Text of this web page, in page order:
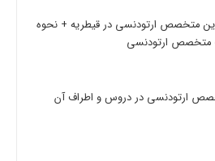
متخصص ارتودنسی در قیطریه + نحوه
متخصص ارتودنسی
ارتودنسی در دروس و اطراف آن